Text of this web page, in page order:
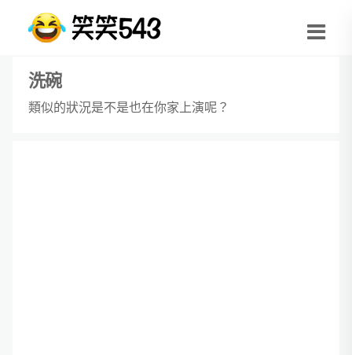
洗碗
類似的狀況是不是也在你家上演呢？